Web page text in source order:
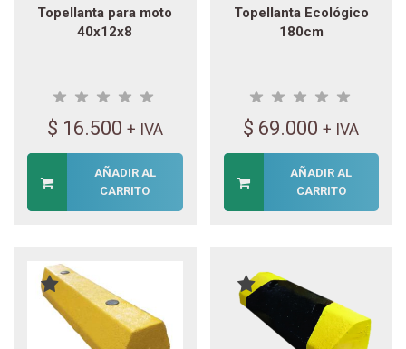
Topellanta para moto
40x12x8
$ 16.500 + IVA
AÑADIR AL
CARRITO
Topellanta Ecológico
180cm
$ 69.000 + IVA
AÑADIR AL
CARRITO